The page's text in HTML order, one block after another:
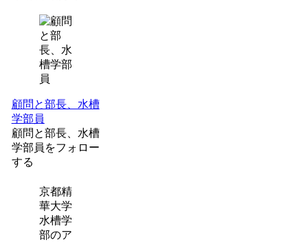
顧問と部長、水槽
学部員
顧問と部長、水槽
学部員をフォロー
する
京都精
華大学
水槽学
部のア